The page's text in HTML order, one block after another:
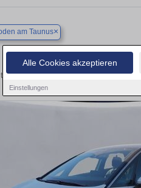
Alle Cookies akzeptieren
Einstellungen
am Taunus×
Finden Sie in
Sie in Bad Soden am Taunus